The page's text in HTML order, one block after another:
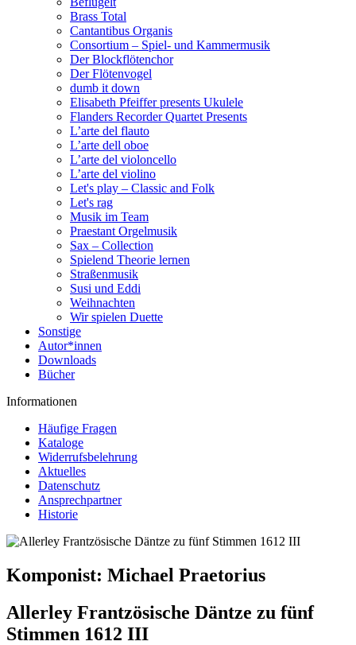
Brass Total
Cantantibus Organis
Consortium – Spiel- und Kammermusik
Der Blockflötenchor
Der Flötenvogel
dumb it down
Elisabeth Pfeiffer presents Ukulele
Flanders Recorder Quartet Presents
L’arte del flauto
L’arte dell oboe
L’arte del violoncello
L’arte del violino
Let's play – Classic and Folk
Let's rag
Musik im Team
Praestant Orgelmusik
Sax – Collection
Spielend Theorie lernen
Straßenmusik
Susi und Eddi
Weihnachten
Wir spielen Duette
Sonstige
Autor*innen
Downloads
Bücher
Informationen
Häufige Fragen
Kataloge
Widerrufsbelehrung
Aktuelles
Datenschutz
Ansprechpartner
Historie
Komponist: Michael Praetorius
Allerley Frantzösische Däntze zu fünf
Stimmen 1612 III